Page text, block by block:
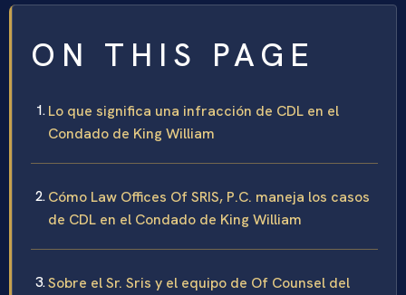
ON THIS PAGE
Lo que significa una infracción de CDL en el
Condado de King William
Cómo Law Offices Of SRIS, P.C. maneja los casos
de CDL en el Condado de King William
Sobre el Sr. Sris y el equipo de Of Counsel del